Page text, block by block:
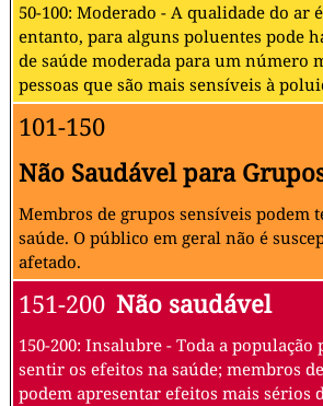
50-100: Moderado - A qualidade do ar
entanto, para alguns poluentes pode
de saúde moderada para um número
pessoas que são mais sensíveis à
101-150
Não Saudável para
Membros de grupos sensíveis podem
saúde. O público em geral não é
afetado.
151-200 Não saudável
150-200: Insalubre - Toda a população
sentir os efeitos na saúde; membros
podem apresentar efeitos mais sérios